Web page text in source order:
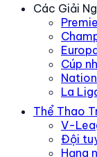
Các Giải
Cúp
La
Thể Thao
V-
Đội
Hạng